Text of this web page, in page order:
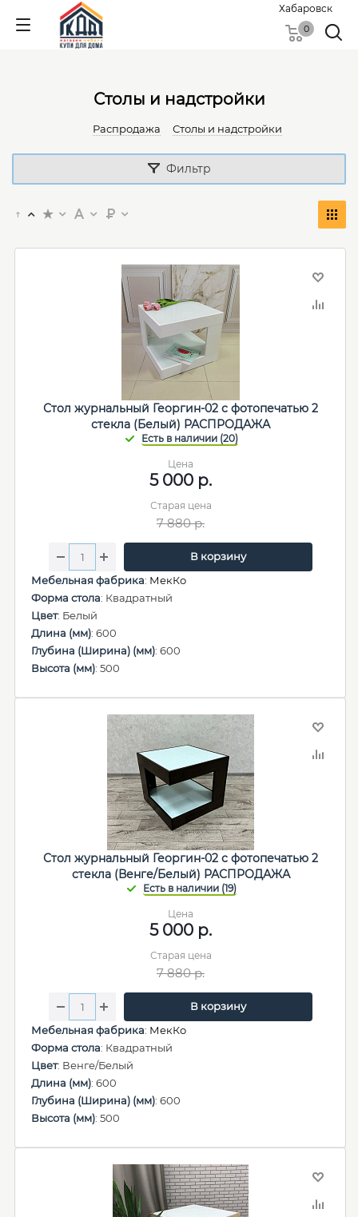
Хабаровск
0
Столы и надстройки
Распродажа Столы и надстройки
Фильтр
Стол журнальный Георгин-02 с фотопечатью 2
стекла (Белый) РАСПРОДАЖА
Цена
5 000 р.
Старая цена
7 880р.
В корзину
Мебельная фабрика: МекКо
Форма стола: Квадратный
Цвет: Белый
Длина (мм): 600
Глубина (Ширина) (мм): 600
Высота (мм): 500
Стол журнальный Георгин-02 с фотопечатью 2
стекла (Венге/Белый) РАСПРОДАЖА
Цена
5 000 р.
Старая цена
7 880р.
В корзину
Мебельная фабрика: МекКо
Форма стола: Квадратный
Цвет: Венге/Белый
Длина (мм): 600
Глубина (Ширина) (мм): 600
Высота (мм): 500